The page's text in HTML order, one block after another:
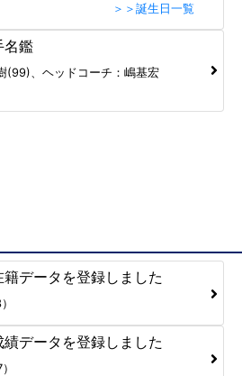
＞＞誕生日一覧
名鑑
(99)、ヘッドコーチ：嶋基宏
データを登録しました
データを登録しました